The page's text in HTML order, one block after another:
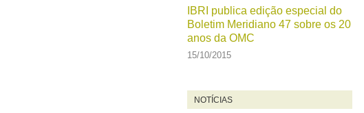
IBRI publica edição especial do
Boletim Meridiano 47 sobre os 20
anos da OMC
15/10/2015
NOTÍCIAS